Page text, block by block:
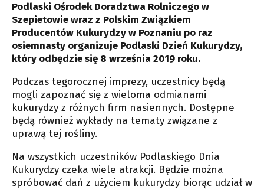
Podlaski Ośrodek Doradztwa Rolniczego w
Szepietowie wraz z Polskim Związkiem
Producentów Kukurydzy w Poznaniu po raz
osiemnasty organizuje Podlaski Dzień Kukurydzy,
który odbędzie się 8 września 2019 roku.
Podczas tegorocznej imprezy, uczestnicy będą
mogli zapoznać się z wieloma odmianami
kukurydzy z różnych firm nasiennych. Dostępne
będą również wykłady na tematy związane z
uprawą tej rośliny.
Na wszystkich uczestników Podlaskiego Dnia
Kukurydzy czeka wiele atrakcji. Będzie można
spróbować dań z użyciem kukurydzy biorąc udział w